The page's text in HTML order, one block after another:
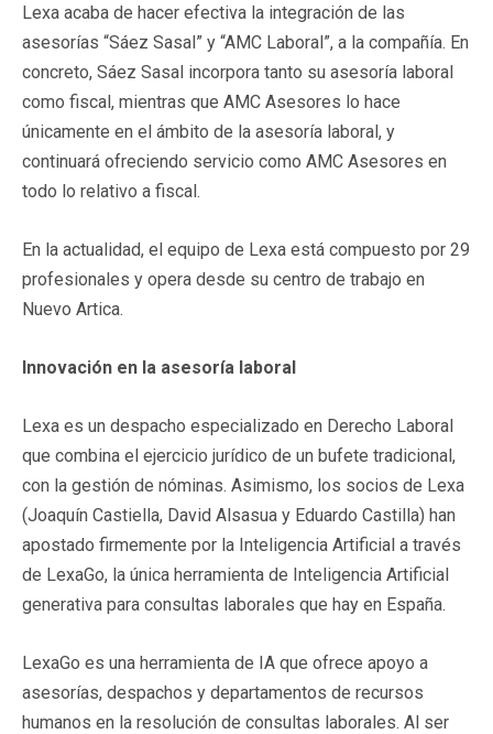
Lexa acaba de hacer efectiva la integración de las
asesorías “Sáez Sasal” y “AMC Laboral”, a la compañía. En
concreto, Sáez Sasal incorpora tanto su asesoría laboral
como fiscal, mientras que AMC Asesores lo hace
únicamente en el ámbito de la asesoría laboral, y
continuará ofreciendo servicio como AMC Asesores en
todo lo relativo a fiscal.
En la actualidad, el equipo de Lexa está compuesto por 29
profesionales y opera desde su centro de trabajo en
Nuevo Artica.
Innovación en la asesoría laboral
Lexa es un despacho especializado en Derecho Laboral
que combina el ejercicio jurídico de un bufete tradicional,
con la gestión de nóminas. Asimismo, los socios de Lexa
(Joaquín Castiella, David Alsasua y Eduardo Castilla) han
apostado firmemente por la Inteligencia Artificial a través
de LexaGo, la única herramienta de Inteligencia Artificial
generativa para consultas laborales que hay en España.
LexaGo es una herramienta de IA que ofrece apoyo a
asesorías, despachos y departamentos de recursos
humanos en la resolución de consultas laborales. Al ser